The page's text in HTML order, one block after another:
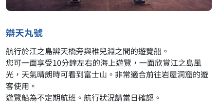
辯天丸號
航行於江之島辯天橋旁與稚兒淵之間的遊覽船。
您可一面享受10分鐘左右的海上遊覽，一面欣賞江之島風
光，天氣晴朗時可看到富士山。非常適合前往岩屋洞窟的遊
客使用。
遊覽船為不定期航班。航行狀況請當日確認。